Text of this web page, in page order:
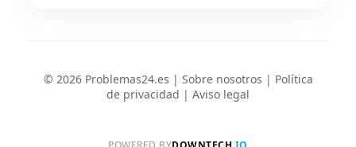
© 2026 Problemas24.es | Sobre nosotros | Política
de privacidad | Aviso legal